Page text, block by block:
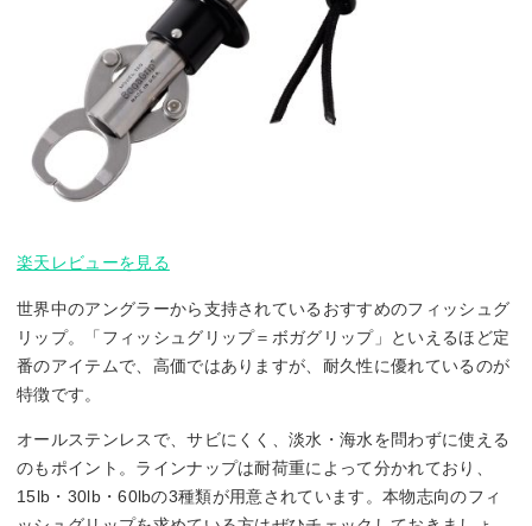
楽天レビューを見る
世界中のアングラーから支持されているおすすめのフィッシュグ
リップ。「フィッシュグリップ＝ボガグリップ」といえるほど定
番のアイテムで、高価ではありますが、耐久性に優れているのが
特徴です。
オールステンレスで、サビにくく、淡水・海水を問わずに使える
のもポイント。ラインナップは耐荷重によって分かれており、
15lb・30lb・60lbの3種類が用意されています。本物志向のフィ